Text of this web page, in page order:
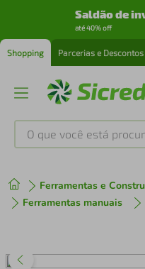
Saldão de
até 40% off
Shopping Parcerias e Descontos
O que você está
Ferramentas e
Ferramentas manuais
1º tenis